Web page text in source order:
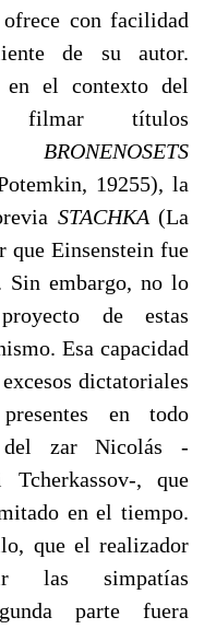
con facilidad
de su autor.
en el contexto del
filmar títulos
BRONENOSETS
19255), la
STACHKA (La
que Einsenstein fue
Sin embargo, no lo
de estas
Esa capacidad
dictatoriales
en todo
del zar Nicolás -
, que
en el tiempo.
que el realizador
las simpatías
parte fuera